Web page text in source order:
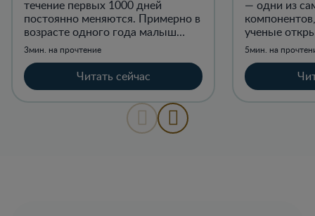
течение первых 1000 дней
постоянно меняются. Примерно в
возрасте одного года малыш
делает огромный скачок в
физическом росте и умственных
способностях.
3мин. на прочтение
Читать сейчас
— одни из
ученые
5мин. на